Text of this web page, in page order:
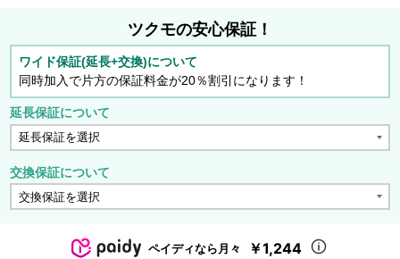
ツクモの安心保証！
ワイド保証(延長+交換)について
同時加入で片方の保証料金が20％割引になります！
延長保証について
交換保証について
ペイディなら月々 ￥1,244